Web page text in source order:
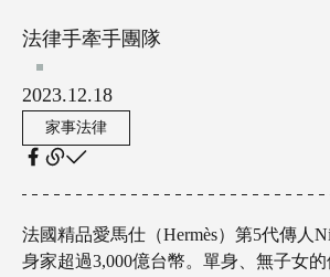
法律手牽手團隊
2023.12.18
家事法律
法國精品愛馬仕（Hermès）第5代傳人
身家超過3,000億台幣。單身、無子女